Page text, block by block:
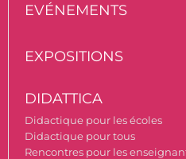
EVÉNEMENTS
EXPOSITIONS
DIDATTICA
Didactique pour les écoles
Didactique pour tous
Rencontres pour les